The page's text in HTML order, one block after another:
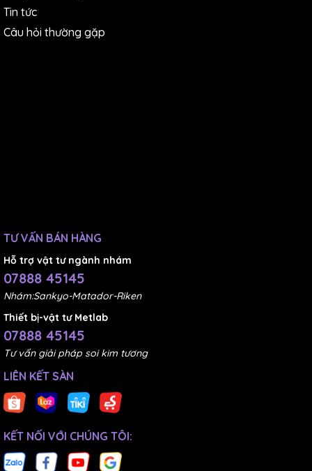
Tin tức
Câu hỏi thường gặp
TƯ VẤN BÁN HÀNG
Hỗ trợ vật tư ngành nhám
07888 45145
Nhám:Sankyo-Matador-Riken
Thiết bị-vật tư Metlab
07888 45145
Tư vấn giải pháp soi kim tương
LIÊN KẾT SÀN
KẾT NỐI VỚI CHÚNG TÔI: